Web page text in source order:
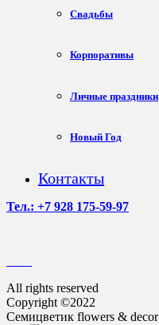
Свадьбы
Корпоративы
Личные праздники
Новый Год
Контакты
Тел.: +7 928 175-59-97
All rights reserved
Copyright ©2022
Семицветик flowers & decor